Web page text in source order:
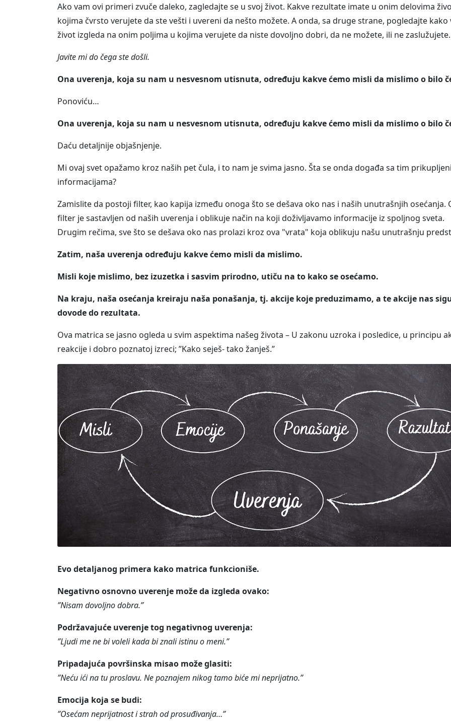
Ako vam ovi primeri zvuče daleko, zagledajte se u svoj život. Kakve rezultate imate u onim delovima
kojima čvrsto verujete da ste vešti i uvereni da nešto možete. A onda, sa druge strane, pogledajte kako
život izgleda na onim poljima u kojima verujete da niste dovoljno dobri, da ne možete, ili ne zaslužujete.
Javite mi do čega ste došli.
Ona uverenja, koja su nam u nesvesnom utisnuta, određuju kakve ćemo misli da mislimo o bilo
Ponoviću…
Ona uverenja, koja su nam u nesvesnom utisnuta, određuju kakve ćemo misli da mislimo o bilo
Daću detaljnije objašnjenje.
Mi ovaj svet opažamo kroz naših pet čula, i to nam je svima jasno. Šta se onda događa sa tim
informacijama?
Zamislite da postoji filter, kao kapija između onoga što se dešava oko nas i naših unutrašnjih osećanja.
filter je sastavljen od naših uverenja i oblikuje način na koji doživljavamo informacije iz spoljnog sveta.
Drugim rečima, sve što se dešava oko nas prolazi kroz ova "vrata" koja oblikuju našu unutrašnju
Zatim, naša uverenja određuju kakve ćemo misli da mislimo.
Misli koje mislimo, bez izuzetka i sasvim prirodno, utiču na to kako se osećamo.
Na kraju, naša osećanja kreiraju naša ponašanja, tj. akcije koje preduzimamo, a te akcije nas
dovode do rezultata.
Ova matrica se jasno ogleda u svim aspektima našeg života – U zakonu uzroka i posledice, u principu
reakcije i dobro poznatoj izreci; ”Kako seješ- tako žanješ.”
Evo detaljanog primera kako matrica funkcioniše.
Negativno osnovno uverenje može da izgleda ovako:
”Nisam dovoljno dobra.”
Podržavajuće uverenje tog negativnog uverenja:
”Ljudi me ne bi voleli kada bi znali istinu o meni.”
Pripadajuća površinska misao može glasiti:
”Neću ići na tu proslavu. Ne poznajem nikog tamo biće mi neprijatno.”
Emocija koja se budi:
”Osećam neprijatnost i strah od prosuđivanja…”